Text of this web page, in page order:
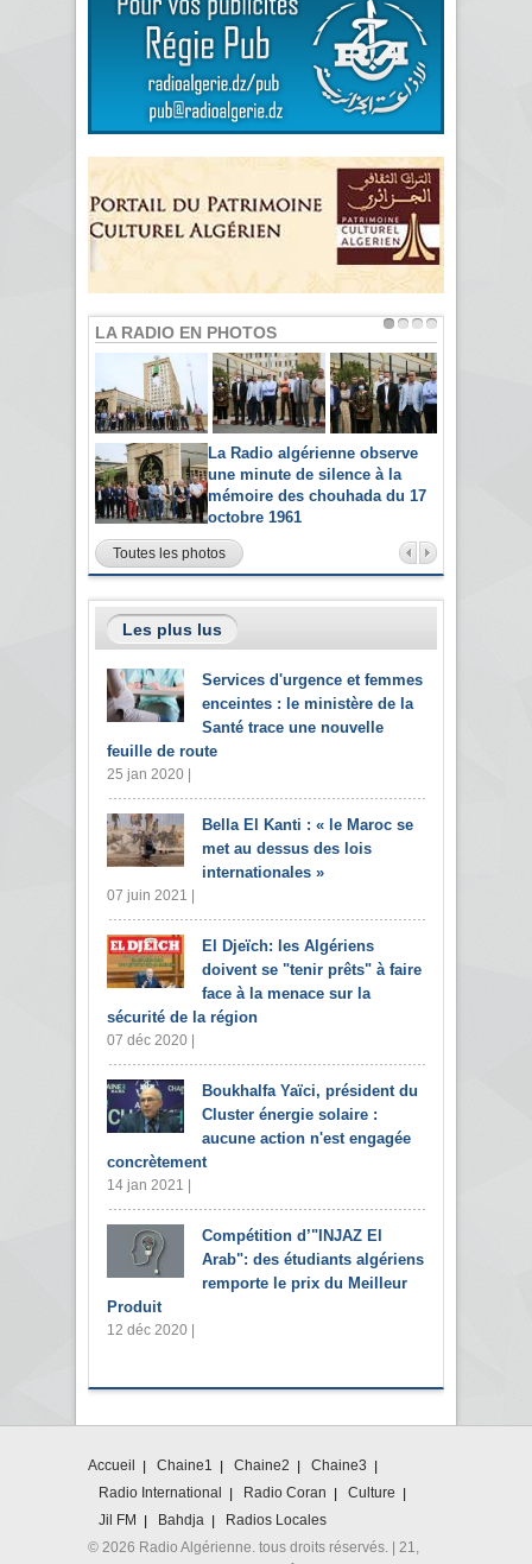
LA RADIO EN PHOTOS
La Radio algérienne observe
une minute de silence à la
mémoire des chouhada du 17
octobre 1961
Toutes les photos
Les plus lus
Services d'urgence et femmes
enceintes : le ministère de la
Santé trace une nouvelle
feuille de route
25 jan 2020 |
Bella El Kanti : « le Maroc se
met au dessus des lois
internationales »
07 juin 2021 |
El Djeïch: les Algériens
doivent se "tenir prêts" à faire
face à la menace sur la
sécurité de la région
07 déc 2020 |
Boukhalfa Yaïci, président du
Cluster énergie solaire :
aucune action n'est engagée
concrètement
14 jan 2021 |
Compétition d’"INJAZ El
Arab": des étudiants algériens
remporte le prix du Meilleur
Produit
12 déc 2020 |
Accueil Chaine1 Chaine2
Chaine3
Radio International
Radio Coran
Culture
Jil FM
Bahdja
Radios Locales
© 2026 Radio Algérienne. tous droits réservés. | 21,